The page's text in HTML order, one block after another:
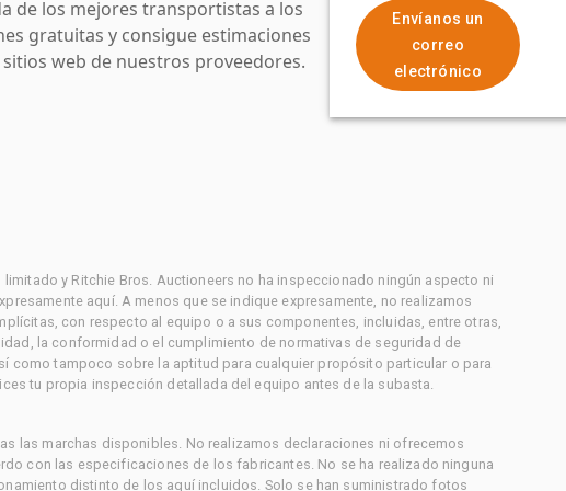
de los mejores transportistas a los
gratuitas y consigue estimaciones
web de nuestros proveedores.
Envíanos un
correo
electrónico
y Ritchie Bros. Auctioneers no ha inspeccionado ningún aspecto ni
aquí. A menos que se indique expresamente, no realizamos
con respecto al equipo o a sus componentes, incluidas, entre otras,
la conformidad o el cumplimiento de normativas de seguridad de
como tampoco sobre la aptitud para cualquier propósito particular o para
tu propia inspección detallada del equipo antes de la subasta.
las marchas disponibles. No realizamos declaraciones ni ofrecemos
con las especificaciones de los fabricantes. No se ha realizado ninguna
distinto de los aquí incluidos. Solo se han suministrado fotos